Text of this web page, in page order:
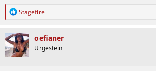
R
k
t
i
o
n
Stagefire
oefianer
Urgestein